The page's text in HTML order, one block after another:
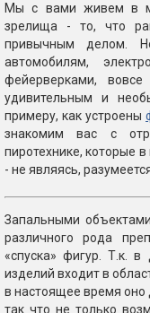
Мы с вами живем в
зрелища - то, что
привычным делом.
автомобилям,
фейерверками,
удивительным и
примеру, как устроены
знакомим вас с
пиротехнике, которые
- не являясь,
Запальными
различного рода
«спуска» фигур. Т.к.
изделий входит в
в настоящее время оно
так что не только